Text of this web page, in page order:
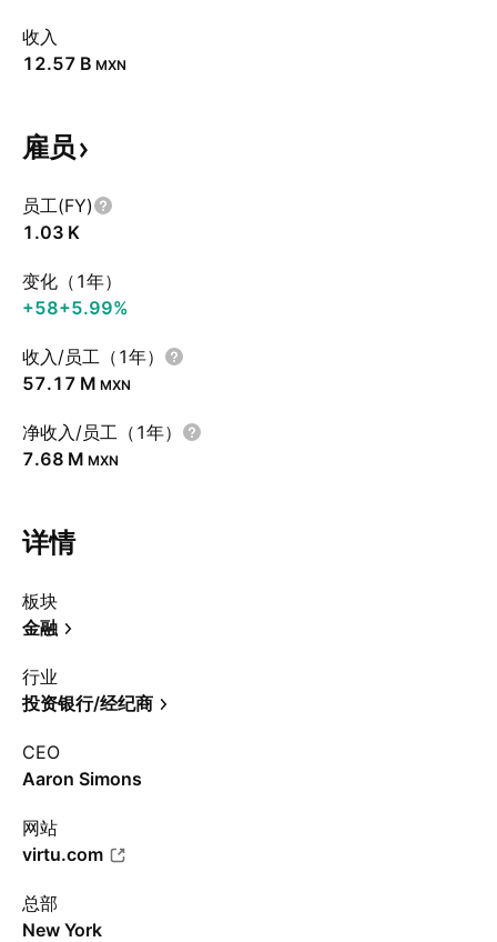
收入
‪12.57 B‬ MXN
雇员
员工(FY)
‪1.03 K‬
变化（1年）
+58+5.99%
收入/员工（1年）
‪57.17 M‬ MXN
净收入/员工（1年）
‪7.68 M‬ MXN
详情
板块
金融
行业
投资银行/经纪商
CEO
Aaron Simons
网站
virtu.com
总部
New York